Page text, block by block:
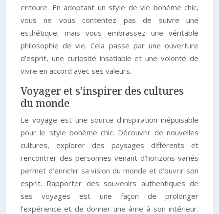
entoure. En adoptant un style de vie bohème chic,
vous ne vous contentez pas de suivre une
esthétique, mais vous embrassez une véritable
philosophie de vie. Cela passe par une ouverture
d’esprit, une curiosité insatiable et une volonté de
vivre en accord avec ses valeurs.
Voyager et s’inspirer des cultures
du monde
Le voyage est une source d’inspiration inépuisable
pour le style bohème chic. Découvrir de nouvelles
cultures, explorer des paysages différents et
rencontrer des personnes venant d’horizons variés
permet d’enrichir sa vision du monde et d’ouvrir son
esprit. Rapporter des souvenirs authentiques de
ses voyages est une façon de prolonger
l’expérience et de donner une âme à son intérieur.